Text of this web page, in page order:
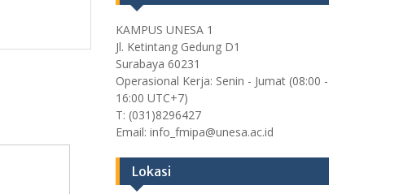
KAMPUS UNESA 1
Jl. Ketintang Gedung D1
Surabaya 60231
Operasional Kerja: Senin - Jumat (08:00 -
16:00 UTC+7)
T: (031)8296427
Email: info_fmipa@unesa.ac.id
Lokasi